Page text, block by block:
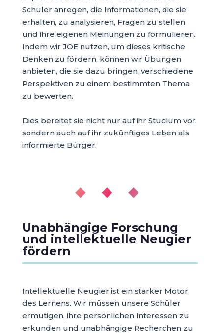
Schüler anregen, die Informationen, die sie
erhalten, zu analysieren, Fragen zu stellen
und ihre eigenen Meinungen zu formulieren.
Indem wir JOE nutzen, um dieses kritische
Denken zu fördern, können wir Übungen
anbieten, die sie dazu bringen, verschiedene
Perspektiven zu einem bestimmten Thema
zu bewerten.
Dies bereitet sie nicht nur auf ihr Studium vor,
sondern auch auf ihr zukünftiges Leben als
informierte Bürger.
◆ ◆ ◆
Unabhängige Forschung
und intellektuelle Neugier
fördern
Intellektuelle Neugier ist ein starker Motor
des Lernens. Wir müssen unsere Schüler
ermutigen, ihre persönlichen Interessen zu
erkunden und unabhängige Recherchen zu